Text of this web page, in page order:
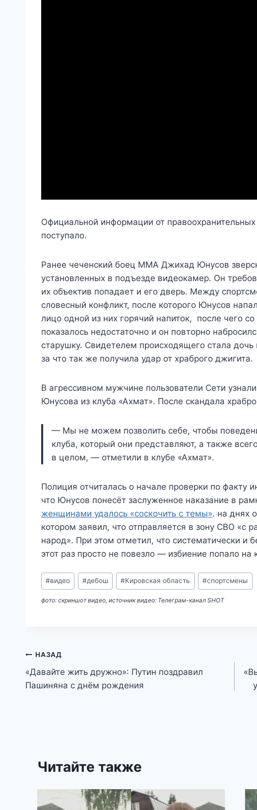
Официальной информации от
поступало.
Ранее чеченский боец ММА Джихад Юнусов
установленных в подъезде видеокамер. Он
их объектив попадает и его дверь. Между
словесный конфликт, после которого Юнусов
лицо одной из них горячий напиток, после чего
показалось недостаточно и он повторно
старушку. Свидетелем происходящего стала
за что так же получила удар от храброго джигита.
В агрессивном мужчине пользователи Сети
Юнусова из клуба «Ахмат». После скандала
— Мы не можем позволить себе, чтобы
клуба, который они представляют, а также
в целом, — отметили в клубе «Ахмат».
Полиция отчиталась о начале проверки по факту
что Юнусов понесёт заслуженное наказание в
женщинами удалось «соскочить с темы». на днях
котором заявил, что отправляется в зону СВО «с
народ». При этом отметил, что систематически и
этот раз просто не повезло — избиение попало
Метки
записи:
#видео #дебош #Кировская область #спортсмены
фото: скриншот видео, источник видео: Телеграм-канал SHOT
Навигация
по
НАЗАД
«Давайте жить дружно»: Путин поздравил
Пашиняна с днём рождения
Читайте также